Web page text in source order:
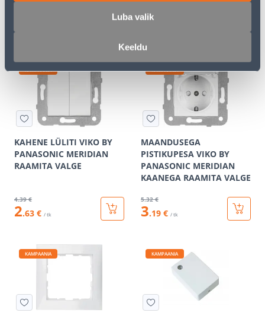
Luba valik
Keeldu
1
13.32 €
7
KAMPAANIA
KAHENE LÜLITI VIKO BY
PANASONIC MERIDIAN
RAAMITA VALGE
4.39 €
2.63 € / tk
KAMPAANIA
MAANDUSEGA
PISTIKUPESA VIKO BY
PANASONIC MERIDIAN
KAANEGA RAAMITA VALGE
5.32 €
3.19 € / tk
KAMPAANIA KAMPAANIA